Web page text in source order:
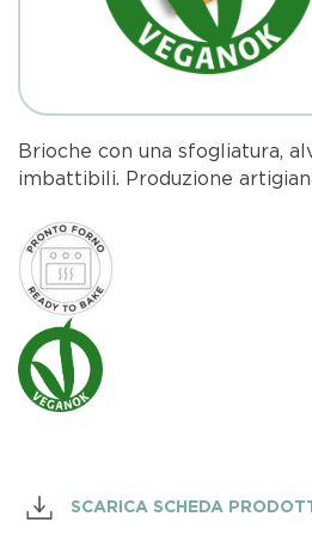
Brioche con una sfogliatura,
imbattibili. Produzione
SCARICA SCHEDA